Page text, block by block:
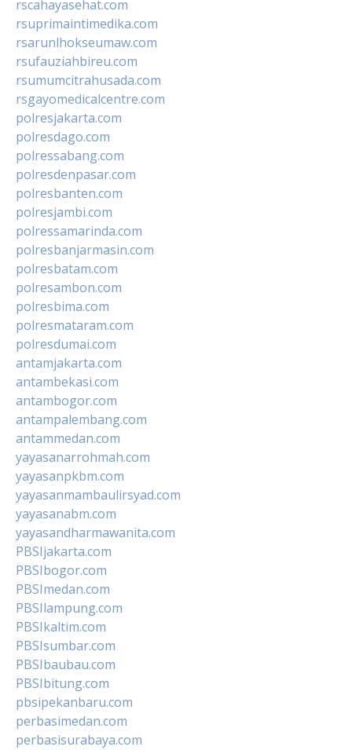
rscahayasehat.com
rsuprimaintimedika.com
rsarunlhokseumaw.com
rsufauziahbireu.com
rsumumcitrahusada.com
rsgayomedicalcentre.com
polresjakarta.com
polresdago.com
polressabang.com
polresdenpasar.com
polresbanten.com
polresjambi.com
polressamarinda.com
polresbanjarmasin.com
polresbatam.com
polresambon.com
polresbima.com
polresmataram.com
polresdumai.com
antamjakarta.com
antambekasi.com
antambogor.com
antampalembang.com
antammedan.com
yayasanarrohmah.com
yayasanpkbm.com
yayasanmambaulirsyad.com
yayasanabm.com
yayasandharmawanita.com
PBSIjakarta.com
PBSIbogor.com
PBSImedan.com
PBSIlampung.com
PBSIkaltim.com
PBSIsumbar.com
PBSIbaubau.com
PBSIbitung.com
pbsipekanbaru.com
perbasimedan.com
perbasisurabaya.com